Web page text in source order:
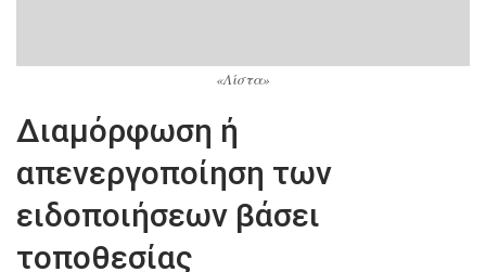
«Λίστα»
Διαμόρφωση ή
απενεργοποίηση των
ειδοποιήσεων βάσει
τοποθεσίας